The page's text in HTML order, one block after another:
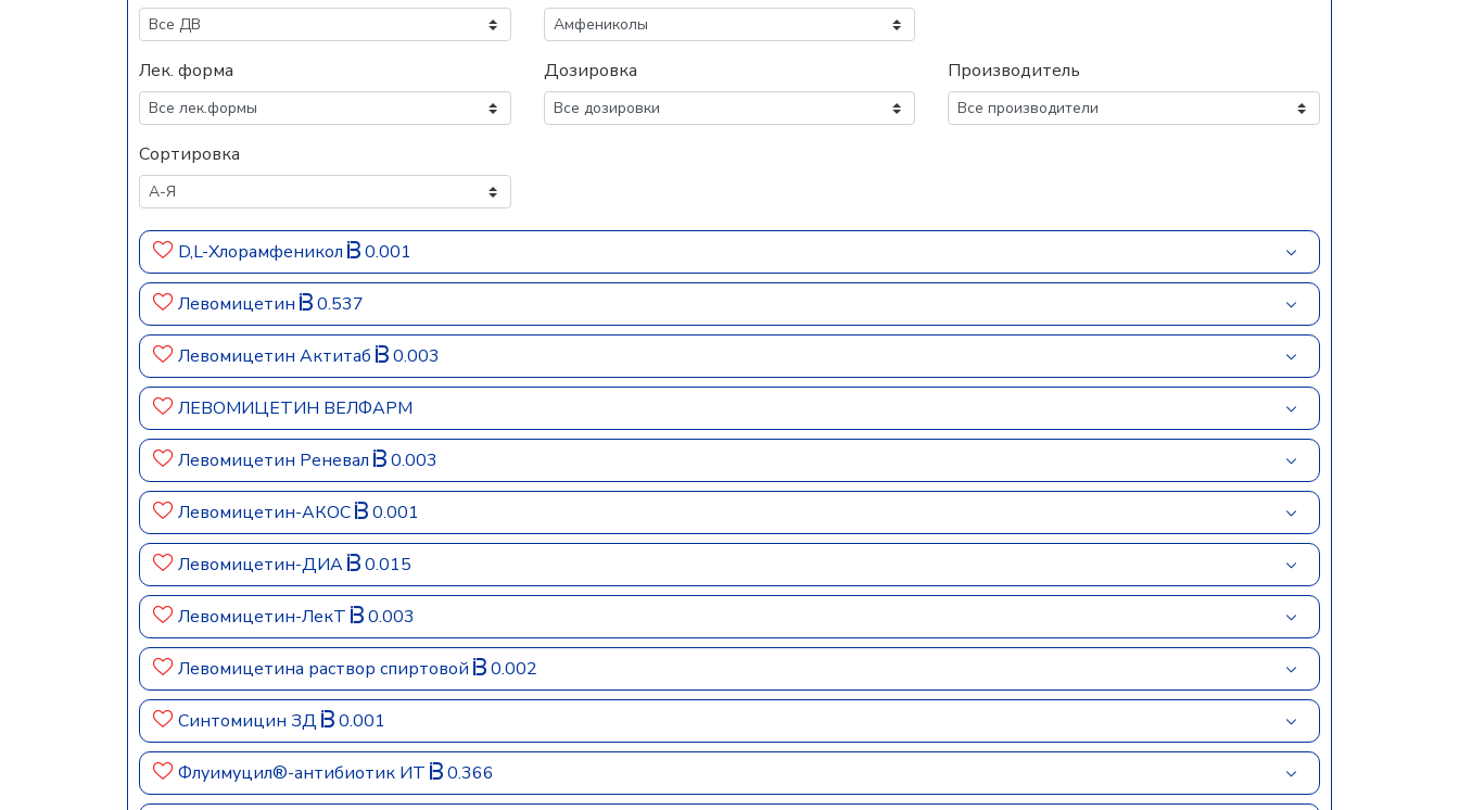
Лек. форма Дозировка Производитель
Сортировка
D,L-Хлорамфеникол 0.001
Левомицетин 0.537
Левомицетин Актитаб 0.003
ЛЕВОМИЦЕТИН ВЕЛФАРМ
Левомицетин Реневал 0.003
Левомицетин-АКОС 0.001
Левомицетин-ДИА 0.015
Левомицетин-ЛекТ 0.003
Левомицетина раствор спиртовой 0.002
Синтомицин ЗД 0.001
Флуимуцил®-антибиотик ИТ 0.366